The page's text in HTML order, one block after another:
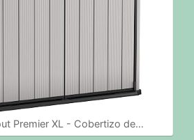
Premier XL - Cobertizo de…